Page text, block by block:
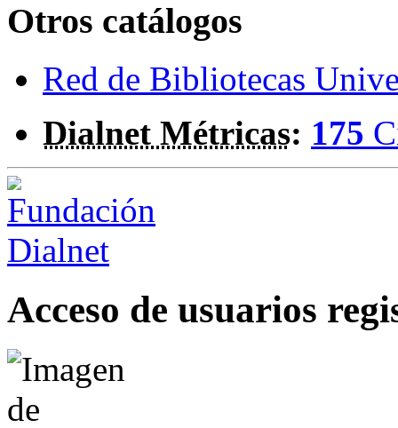
Otros catálogos
Red de Bibliotecas
Dialnet Métricas: 175
Acceso de usuarios